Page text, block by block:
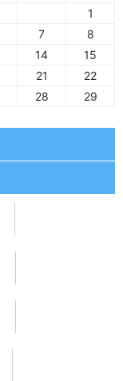
1
7
8
14
15
21
22
28
29